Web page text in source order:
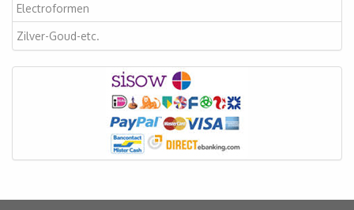
Electroformen
Zilver-Goud-etc.